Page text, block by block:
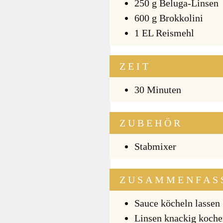
250 g Belu­ga-Lin­sen
600 g Brok­ko­li­ni
1 EL Reis­mehl
ZEIT
30 Minu­ten
ZUBEHÖR
Stab­mi­xer
Sau­ce köcheln las­sen
Lin­sen kna­ckig